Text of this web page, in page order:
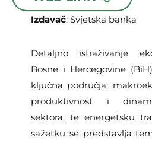
Izdavač: Svjetska banka
Detaljno istraživanje
Bosne i Hercegovine
ključna područja:
produktivnost i
sektora, te energetsku
sažetku se predstavlja